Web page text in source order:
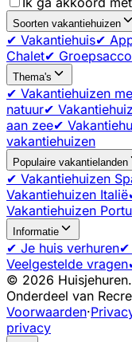
Soorten vakantiehuizen
✔ Vakantiehuis✔
Chalet✔
Thema's
✔ Vakantiehuizen
natuur✔
aan zee✔
vakantiehuizen
Populaire vakantielanden
✔ Vakantiehuizen
Vakantiehuizen Italië
Vakantiehuizen
Informatie
✔ Je huis verhuren✔
Veelgestelde vragen
© 2026
Onderdeel van
Voorwaarden·
privacy